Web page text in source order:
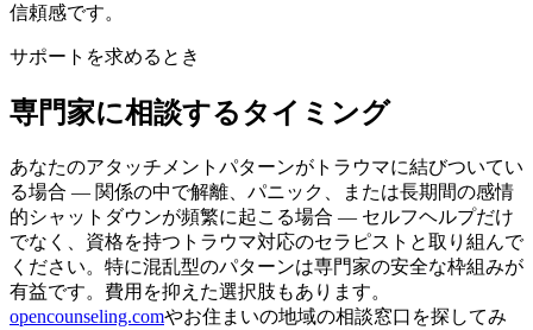
信頼感です。
サポートを求めるとき
専門家に相談するタイミング
あなたのアタッチメントパターンがトラウマに結びついてい
る場合 — 関係の中で解離、パニック、または長期間の感情
的シャットダウンが頻繁に起こる場合 — セルフヘルプだけ
でなく、資格を持つトラウマ対応のセラピストと取り組んで
ください。特に混乱型のパターンは専門家の安全な枠組みが
有益です。費用を抑えた選択肢もあります。
opencounseling.comやお住まいの地域の相談窓口を探してみ